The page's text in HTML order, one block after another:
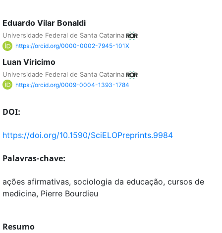
Eduardo Vilar Bonaldi
Universidade Federal de Santa Catarina
https://orcid.org/0000-0002-7945-101X
Luan Viricimo
Universidade Federal de Santa Catarina
https://orcid.org/0009-0004-1393-1784
DOI:
https://doi.org/10.1590/SciELOPreprints.9984
Palavras-chave:
ações afirmativas, sociologia da educação, cursos de
medicina, Pierre Bourdieu
Resumo